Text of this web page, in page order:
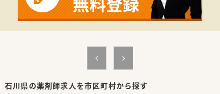
＜ドラッグストアで働く魅力＞
ドラッグストアで働く醍醐味は、調剤以外にお客さまの生活改善
のお手伝いが出来ることです！調剤だけにこだわらず、明るく人
石川県の薬剤師求人を市区町村から探す